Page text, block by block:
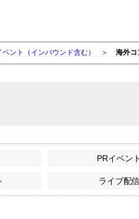
ベント（インバウンド含む） 海外コ
PRイベント
ライブ配信